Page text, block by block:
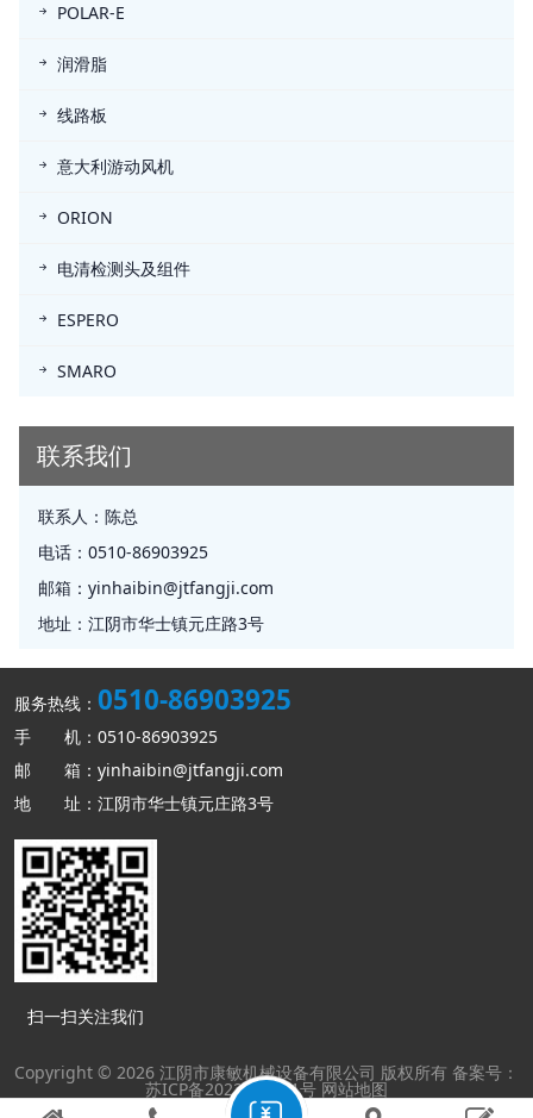
POLAR-E
润滑脂
线路板
意大利游动风机
ORION
电清检测头及组件
ESPERO
SMARO
联系我们
联系人： 陈总
电话： 0510-86903925
邮箱： yinhaibin@jtfangji.com
地址： 江阴市华士镇元庄路3号
服务热线： 0510-86903925
手 机：0510-86903925
邮 箱：yinhaibin@jtfangji.com
地 址：江阴市华士镇元庄路3号
扫一扫关注我们
Copyright © 2026 江阴市康敏机械设备有限公司 版权所有 备案号：
苏ICP备2022006561号 网站地图